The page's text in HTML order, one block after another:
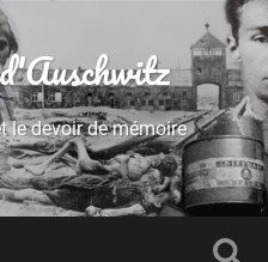
le devoir de mémoire